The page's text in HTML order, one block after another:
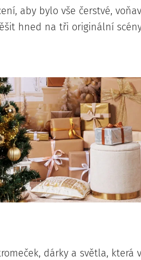
aby bylo vše čerstvé,
hned na tři originální
dárky a světla, která